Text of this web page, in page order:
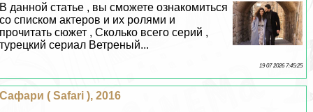
В данной статье , вы сможете ознакомиться
со списком актеров и их ролями и
прочитать сюжет , Сколько всего серий ,
турецкий сериал Ветреный...
19 07 2026 7:45:25
Сафари ( Safari ), 2016